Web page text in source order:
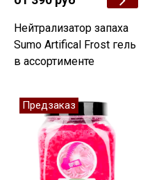
Нейтрализатор запаха
Sumo Artifical Frost гель
в ассортименте
Предзаказ